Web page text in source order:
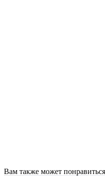
Вам также может понравиться